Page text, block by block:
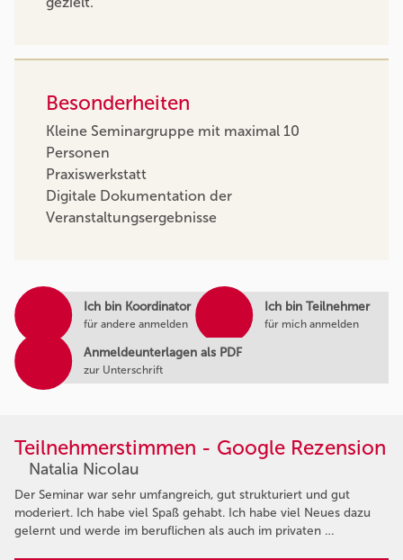
Ich bin Koordinator
für andere anmelden
Ich bin Teilnehmer
für mich anmelden
Anmeldeunterlagen als PDF
zur Unterschrift
Besonderheiten
Kleine Seminargruppe mit maximal 10
Personen
Praxiswerkstatt
Digitale Dokumentation der
Veranstaltungsergebnisse
Teilnehmerstimmen - Google Rezension
Natalia Nicolau
Der Seminar war sehr umfangreich, gut strukturiert und gut
moderiert. Ich habe viel Spaß gehabt. Ich habe viel Neues dazu
gelernt und werde im beruflichen als auch im privaten …